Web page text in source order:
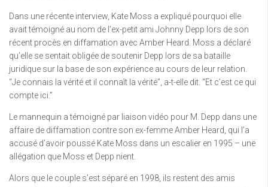
Dans une récente interview, Kate Moss a expliqué pourquoi elle
avait témoigné au nom de l’ex-petit ami Johnny Depp lors de son
récent procès en diffamation avec Amber Heard. Moss a déclaré
qu’elle se sentait obligée de soutenir Depp lors de sa bataille
juridique sur la base de son expérience au cours de leur relation.
“Je connais la vérité et il connaît la vérité”, a-t-elle dit. “Et c’est ce qui
compte ici.”
Le mannequin a témoigné par liaison vidéo pour M. Depp dans une
affaire de diffamation contre son ex-femme Amber Heard, qui l’a
accusé d’avoir poussé Kate Moss dans un escalier en 1995 – une
allégation que Moss et Depp nient.
Alors que le couple s’est séparé en 1998, ils restent des amis